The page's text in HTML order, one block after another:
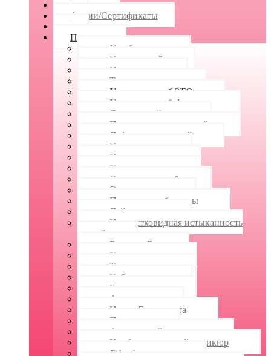
|
Акции/Сертификаты
|
Полезное
Ушиб ногтя
Ожог ногтей
Паронихия
Титановая нить
Установка скоб ЗТО
Установка скоб Фрезера
Система unibrace
Протезирование ногтей
Деформация ногтей
Онихолизис
Онихомадезис
Слоятся ногти
Ломкость ногтей
Онихорексис
Продольные борозды
Лейконихия
Наперстковидная истыканность
ногтей
Борозды Бо
Склеронихия
Трахионихия
Койлонихия
Брахионихия
Анонихия
Ногти Гиппократа
Педикюр
Аппаратный педикюр
Комбинированный педикюр
Обработка стоп